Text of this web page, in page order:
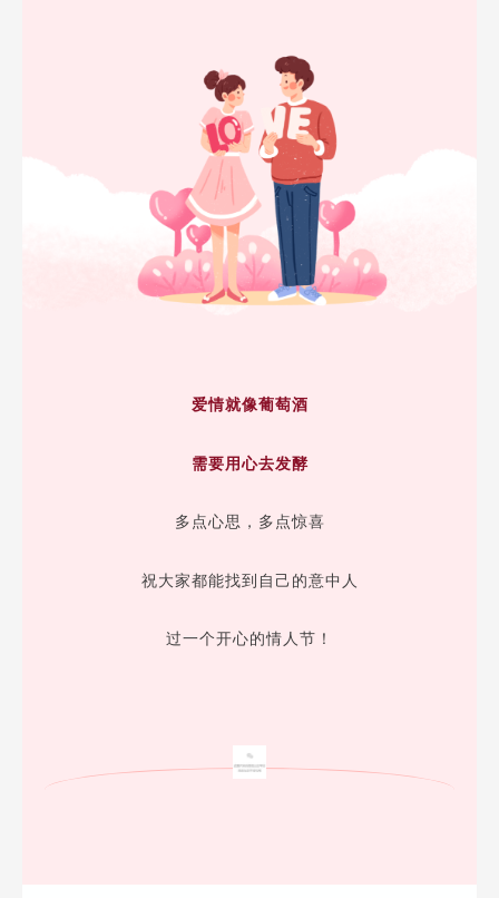
爱情就像葡萄酒
需要用心去发酵
多点心思，多点惊喜
祝大家都能找到自己的意中人
过一个开心的情人节！